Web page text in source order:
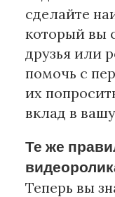
сделайте
который вы
друзья или
помочь с
их
вклад в
Те же
Теперь вы